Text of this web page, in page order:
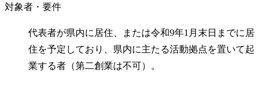
対象者・要件
代表者が県内に居住、または令和9年1月末日までに居
住を予定しており、県内に主たる活動拠点を置いて起
業する者（第二創業は不可）。